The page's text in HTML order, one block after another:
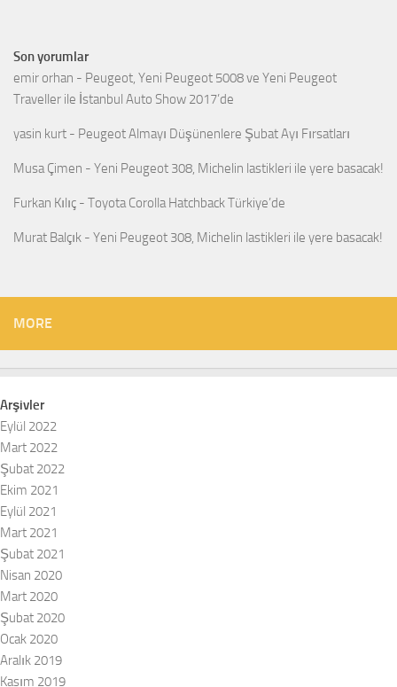
Son yorumlar
emir orhan - Peugeot, Yeni Peugeot 5008 ve Yeni Peugeot
Traveller ile İstanbul Auto Show 2017’de
yasin kurt - Peugeot Almayı Düşünenlere Şubat Ayı Fırsatları
Musa Çimen - Yeni Peugeot 308, Michelin lastikleri ile yere basacak!
Furkan Kılıç - Toyota Corolla Hatchback Türkiye’de
Murat Balçık - Yeni Peugeot 308, Michelin lastikleri ile yere basacak!
MORE
Arşivler
Eylül 2022
Mart 2022
Şubat 2022
Ekim 2021
Eylül 2021
Mart 2021
Şubat 2021
Nisan 2020
Mart 2020
Şubat 2020
Ocak 2020
Aralık 2019
Kasım 2019